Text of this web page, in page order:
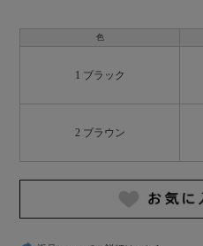
色
1 ブラック
2 ブラウン